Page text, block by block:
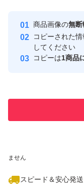
安心取引出品者
取引実績
ません
スピード＆安心発送
商品画像の無断
コピーされた情
してください
コピーは1商品